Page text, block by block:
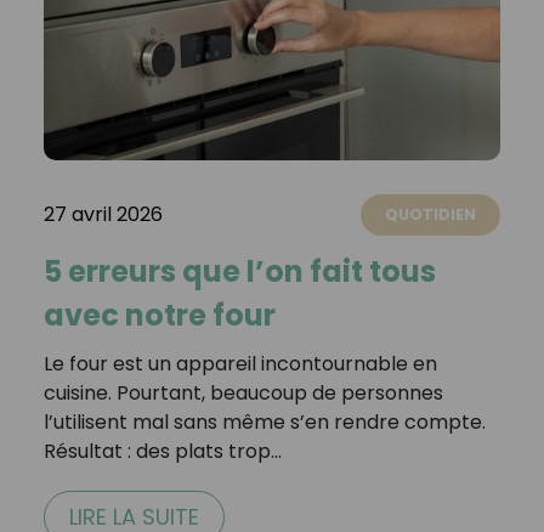
27 avril 2026 QUOTIDIEN
5 erreurs que l’on fait tous
avec notre four
Le four est un appareil incontournable en
cuisine. Pourtant, beaucoup de personnes
l’utilisent mal sans même s’en rendre compte.
Résultat : des plats trop…
LIRE LA SUITE